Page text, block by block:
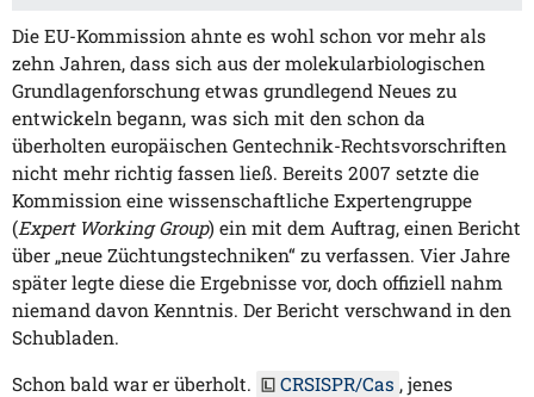
Die EU-Kommission ahnte es wohl schon vor mehr als
zehn Jahren, dass sich aus der molekularbiologischen
Grundlagenforschung etwas grundlegend Neues zu
entwickeln begann, was sich mit den schon da
überholten europäischen Gentechnik-Rechtsvorschriften
nicht mehr richtig fassen ließ. Bereits 2007 setzte die
Kommission eine wissenschaftliche Expertengruppe
(Expert Working Group) ein mit dem Auftrag, einen Bericht
über „neue Züchtungstechniken“ zu verfassen. Vier Jahre
später legte diese die Ergebnisse vor, doch offiziell nahm
niemand davon Kenntnis. Der Bericht verschwand in den
Schubladen.
Schon bald war er überholt.
CRSISPR/Cas , jenes